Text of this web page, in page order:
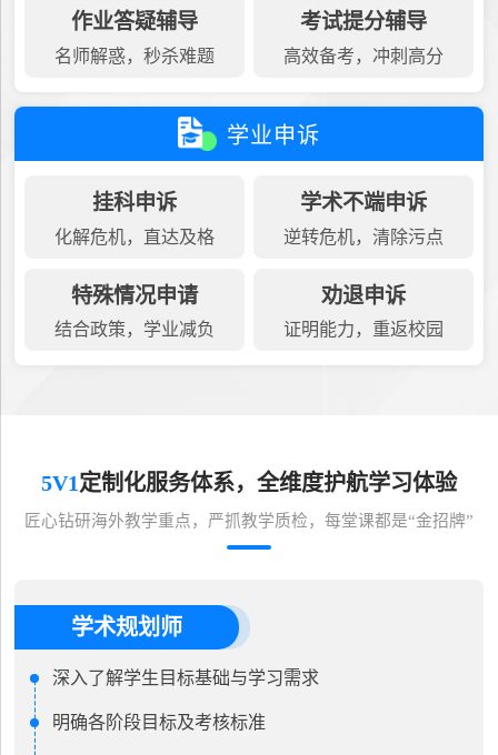
作业答疑辅导
名师解惑，秒杀难题
考试提分辅导
高效备考，冲刺高分
学业申诉
挂科申诉
化解危机，直达及格
学术不端申诉
逆转危机，清除污点
特殊情况申请
结合政策，学业减负
劝退申诉
证明能力，重返校园
5V1定制化服务体系，全维度护航学习体验
匠心钻研海外教学重点，严抓教学质检，每堂课都是“金招牌”
学术规划师
深入了解学生目标基础与学习需求
明确各阶段目标及考核标准